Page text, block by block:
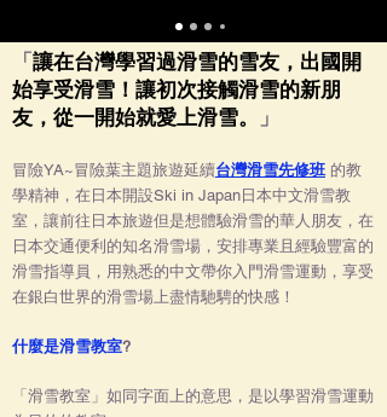
「 讓在台灣學習過滑雪的雪友，出國開
始享受滑雪！讓初次接觸滑雪的新朋
友，從一開始就愛上滑雪。
」
冒險YA~冒險葉主題旅遊延續台灣滑雪先修班 的教
學精神，在日本開設Ski in Japan日本中文滑雪教
室，讓前往日本旅遊但是想體驗滑雪的華人朋友，在
日本交通便利的知名滑雪場，安排專業且經驗豐富的
滑雪指導員，用熟悉的中文帶你入門滑雪運動， 享受
在銀白世界的滑雪場上盡情馳騁的快感！
什麼是滑雪教室?
「滑雪教室」如同字面上的意思，是以學習滑雪運動